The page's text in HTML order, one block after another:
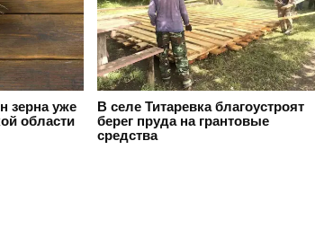
зерна уже
области
В селе Титаревка благоустроят
берег пруда на грантовые
средства